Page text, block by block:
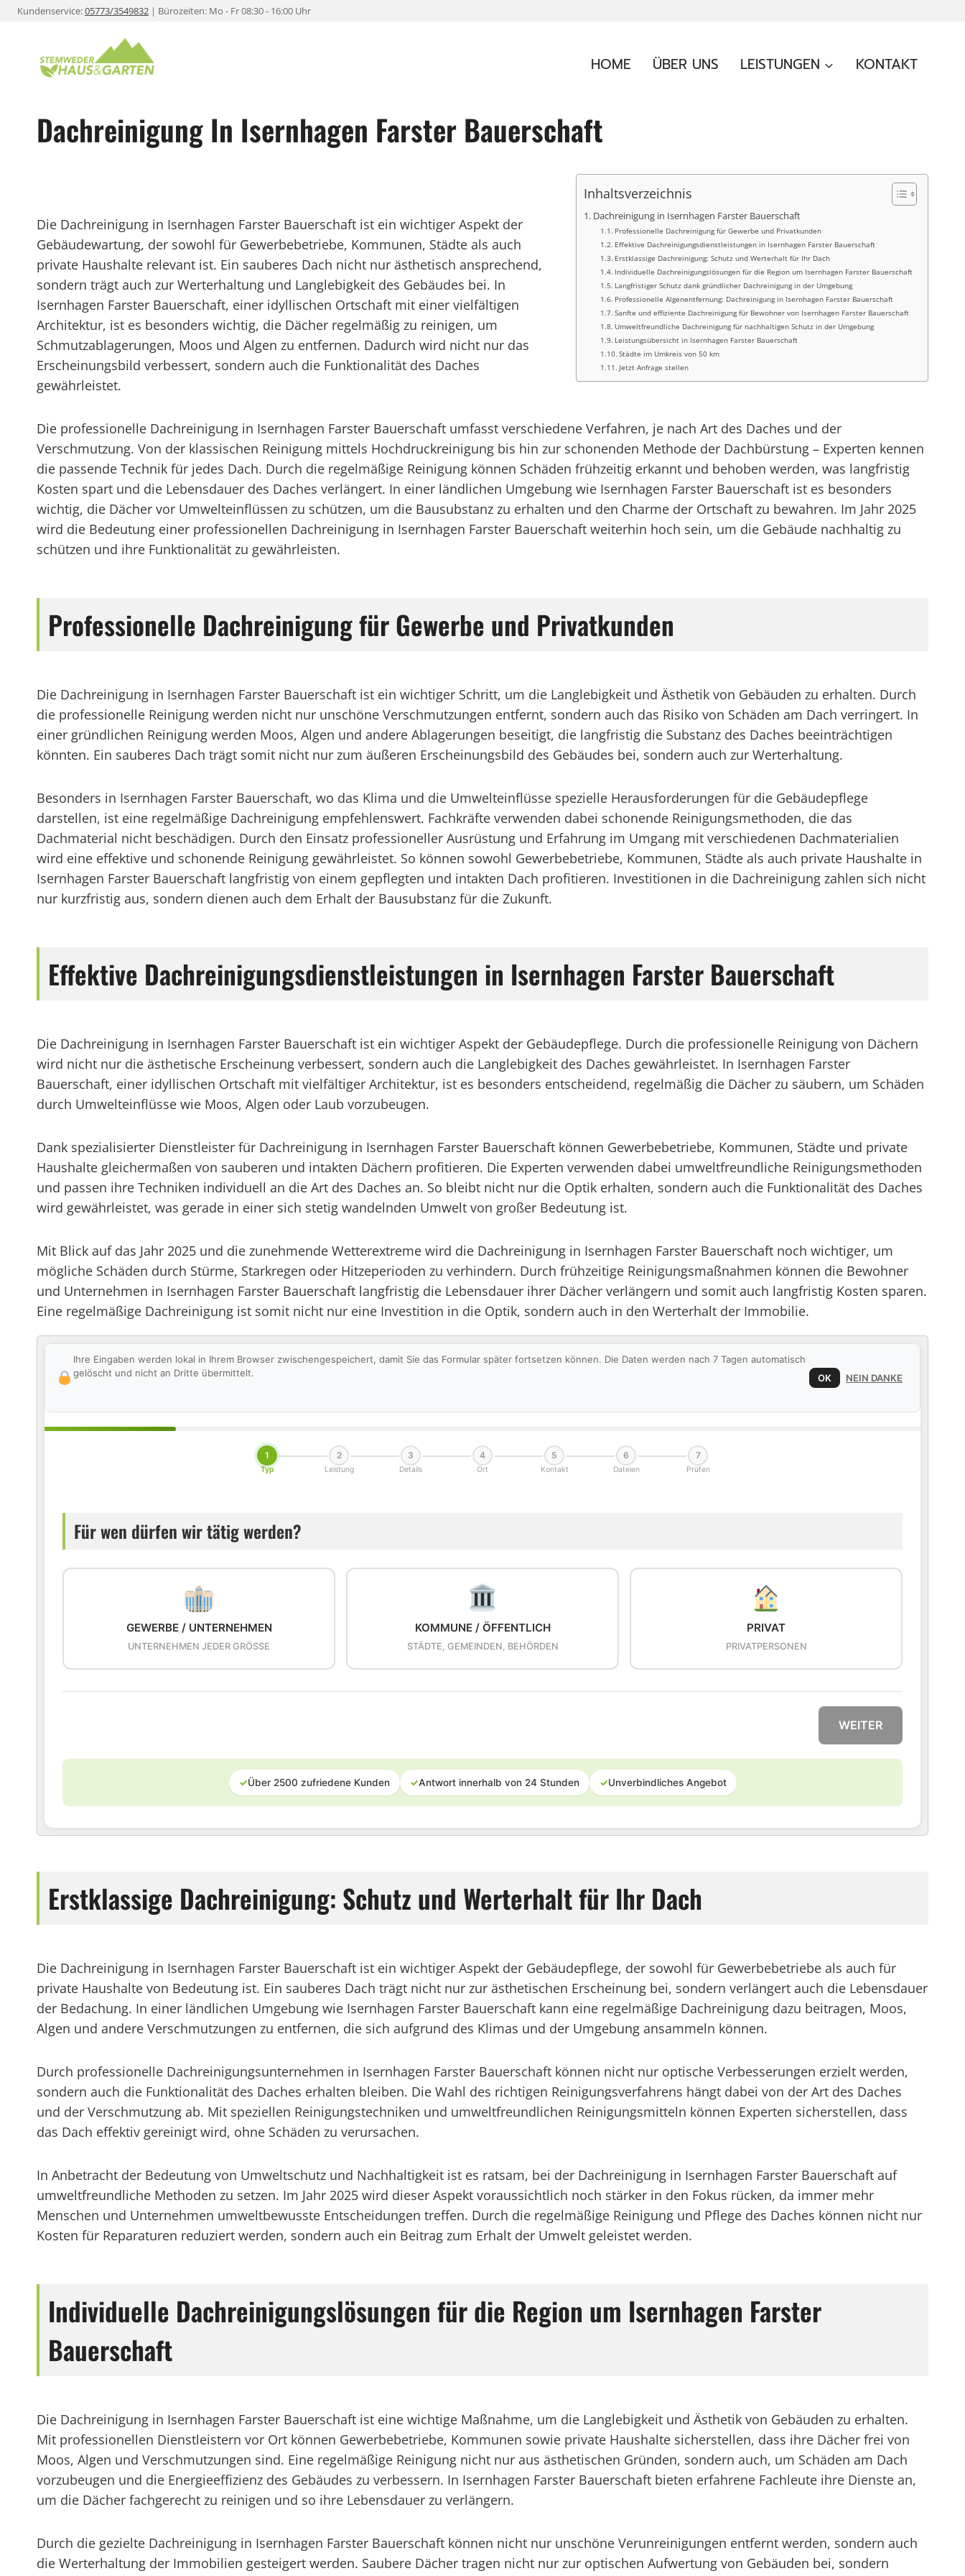
ZumKundenservice:05773/3549832 | Bürozeiten: Mo - Fr 08:30 - 16:00 Uhr
HOME ÜBER UNS LEISTUNGEN KONTAKT
Dachreinigung In Isernhagen Farster Bauerschaft
Inhaltsverzeichnis
Dachreinigung in Isernhagen Farster Bauerschaft
Professionelle Dachreinigung für Gewerbe und Privatkunden
Effektive Dachreinigungsdienstleistungen in Isernhagen Farster Bauerschaft
Erstklassige Dachreinigung: Schutz und Werterhalt für Ihr Dach
Individuelle Dachreinigungslösungen für die Region um Isernhagen Farster Bauerschaft
Langfristiger Schutz dank gründlicher Dachreinigung in der Umgebung
Professionelle Algenentfernung: Dachreinigung in Isernhagen Farster Bauerschaft
Sanfte und effiziente Dachreinigung für Bewohner von Isernhagen Farster Bauerschaft
Umweltfreundliche Dachreinigung für nachhaltigen Schutz in der Umgebung
Leistungsübersicht in Isernhagen Farster Bauerschaft
Städte im Umkreis von 50 km
Jetzt Anfrage stellen
Die Dachreinigung in Isernhagen Farster Bauerschaft ist ein wichtiger Aspekt der
Gebäudewartung, der sowohl für Gewerbebetriebe, Kommunen, Städte als auch
private Haushalte relevant ist. Ein sauberes Dach nicht nur ästhetisch ansprechend,
sondern trägt auch zur Werterhaltung und Langlebigkeit des Gebäudes bei. In
Isernhagen Farster Bauerschaft, einer idyllischen Ortschaft mit einer vielfältigen
Architektur, ist es besonders wichtig, die Dächer regelmäßig zu reinigen, um
Schmutzablagerungen, Moos und Algen zu entfernen. Dadurch wird nicht nur das
Erscheinungsbild verbessert, sondern auch die Funktionalität des Daches
gewährleistet.
Die professionelle Dachreinigung in Isernhagen Farster Bauerschaft umfasst verschiedene Verfahren, je nach Art des Daches und der
Verschmutzung. Von der klassischen Reinigung mittels Hochdruckreinigung bis hin zur schonenden Methode der Dachbürstung – Experten kennen
die passende Technik für jedes Dach. Durch die regelmäßige Reinigung können Schäden frühzeitig erkannt und behoben werden, was langfristig
Kosten spart und die Lebensdauer des Daches verlängert. In einer ländlichen Umgebung wie Isernhagen Farster Bauerschaft ist es besonders
wichtig, die Dächer vor Umwelteinflüssen zu schützen, um die Bausubstanz zu erhalten und den Charme der Ortschaft zu bewahren. Im Jahr 2025
wird die Bedeutung einer professionellen Dachreinigung in Isernhagen Farster Bauerschaft weiterhin hoch sein, um die Gebäude nachhaltig zu
schützen und ihre Funktionalität zu gewährleisten.
Professionelle Dachreinigung für Gewerbe und Privatkunden
Die Dachreinigung in Isernhagen Farster Bauerschaft ist ein wichtiger Schritt, um die Langlebigkeit und Ästhetik von Gebäuden zu erhalten. Durch
die professionelle Reinigung werden nicht nur unschöne Verschmutzungen entfernt, sondern auch das Risiko von Schäden am Dach verringert. In
einer gründlichen Reinigung werden Moos, Algen und andere Ablagerungen beseitigt, die langfristig die Substanz des Daches beeinträchtigen
könnten. Ein sauberes Dach trägt somit nicht nur zum äußeren Erscheinungsbild des Gebäudes bei, sondern auch zur Werterhaltung.
Besonders in Isernhagen Farster Bauerschaft, wo das Klima und die Umwelteinflüsse spezielle Herausforderungen für die Gebäudepflege
darstellen, ist eine regelmäßige Dachreinigung empfehlenswert. Fachkräfte verwenden dabei schonende Reinigungsmethoden, die das
Dachmaterial nicht beschädigen. Durch den Einsatz professioneller Ausrüstung und Erfahrung im Umgang mit verschiedenen Dachmaterialien
wird eine effektive und schonende Reinigung gewährleistet. So können sowohl Gewerbebetriebe, Kommunen, Städte als auch private Haushalte in
Isernhagen Farster Bauerschaft langfristig von einem gepflegten und intakten Dach profitieren. Investitionen in die Dachreinigung zahlen sich nicht
nur kurzfristig aus, sondern dienen auch dem Erhalt der Bausubstanz für die Zukunft.
Effektive Dachreinigungsdienstleistungen in Isernhagen Farster Bauerschaft
Die Dachreinigung in Isernhagen Farster Bauerschaft ist ein wichtiger Aspekt der Gebäudepflege. Durch die professionelle Reinigung von Dächern
wird nicht nur die ästhetische Erscheinung verbessert, sondern auch die Langlebigkeit des Daches gewährleistet. In Isernhagen Farster
Bauerschaft, einer idyllischen Ortschaft mit vielfältiger Architektur, ist es besonders entscheidend, regelmäßig die Dächer zu säubern, um Schäden
durch Umwelteinflüsse wie Moos, Algen oder Laub vorzubeugen.
Dank spezialisierter Dienstleister für Dachreinigung in Isernhagen Farster Bauerschaft können Gewerbebetriebe, Kommunen, Städte und private
Haushalte gleichermaßen von sauberen und intakten Dächern profitieren. Die Experten verwenden dabei umweltfreundliche Reinigungsmethoden
und passen ihre Techniken individuell an die Art des Daches an. So bleibt nicht nur die Optik erhalten, sondern auch die Funktionalität des Daches
wird gewährleistet, was gerade in einer sich stetig wandelnden Umwelt von großer Bedeutung ist.
Mit Blick auf das Jahr 2025 und die zunehmende Wetterextreme wird die Dachreinigung in Isernhagen Farster Bauerschaft noch wichtiger, um
mögliche Schäden durch Stürme, Starkregen oder Hitzeperioden zu verhindern. Durch frühzeitige Reinigungsmaßnahmen können die Bewohner
und Unternehmen in Isernhagen Farster Bauerschaft langfristig die Lebensdauer ihrer Dächer verlängern und somit auch langfristig Kosten sparen.
Eine regelmäßige Dachreinigung ist somit nicht nur eine Investition in die Optik, sondern auch in den Werterhalt der Immobilie.
Ihre Eingaben werden lokal in Ihrem Browser zwischengespeichert, damit Sie das Formular später fortsetzen können. Die Daten werden nach 7 Tagen automatisch
gelöscht und nicht an Dritte übermittelt.
OK NEIN DANKE
1
Typ
2
Leistung
3
Details
4
Ort
5
Kontakt
6
Dateien
7
Prüfen
Für wen dürfen wir tätig werden?
GEWERBE / UNTERNEHMEN
UNTERNEHMEN JEDER GRÖSSE
KOMMUNE / ÖFFENTLICH
STÄDTE, GEMEINDEN, BEHÖRDEN
PRIVAT
PRIVATPERSONEN
WEITER
✓Über 2500 zufriedene Kunden ✓Antwort innerhalb von 24 Stunden ✓Unverbindliches Angebot
Erstklassige Dachreinigung: Schutz und Werterhalt für Ihr Dach
Die Dachreinigung in Isernhagen Farster Bauerschaft ist ein wichtiger Aspekt der Gebäudepflege, der sowohl für Gewerbebetriebe als auch für
private Haushalte von Bedeutung ist. Ein sauberes Dach trägt nicht nur zur ästhetischen Erscheinung bei, sondern verlängert auch die Lebensdauer
der Bedachung. In einer ländlichen Umgebung wie Isernhagen Farster Bauerschaft kann eine regelmäßige Dachreinigung dazu beitragen, Moos,
Algen und andere Verschmutzungen zu entfernen, die sich aufgrund des Klimas und der Umgebung ansammeln können.
Durch professionelle Dachreinigungsunternehmen in Isernhagen Farster Bauerschaft können nicht nur optische Verbesserungen erzielt werden,
sondern auch die Funktionalität des Daches erhalten bleiben. Die Wahl des richtigen Reinigungsverfahrens hängt dabei von der Art des Daches
und der Verschmutzung ab. Mit speziellen Reinigungstechniken und umweltfreundlichen Reinigungsmitteln können Experten sicherstellen, dass
das Dach effektiv gereinigt wird, ohne Schäden zu verursachen.
In Anbetracht der Bedeutung von Umweltschutz und Nachhaltigkeit ist es ratsam, bei der Dachreinigung in Isernhagen Farster Bauerschaft auf
umweltfreundliche Methoden zu setzen. Im Jahr 2025 wird dieser Aspekt voraussichtlich noch stärker in den Fokus rücken, da immer mehr
Menschen und Unternehmen umweltbewusste Entscheidungen treffen. Durch die regelmäßige Reinigung und Pflege des Daches können nicht nur
Kosten für Reparaturen reduziert werden, sondern auch ein Beitrag zum Erhalt der Umwelt geleistet werden.
Individuelle Dachreinigungslösungen für die Region um Isernhagen Farster
Bauerschaft
Die Dachreinigung in Isernhagen Farster Bauerschaft ist eine wichtige Maßnahme, um die Langlebigkeit und Ästhetik von Gebäuden zu erhalten.
Mit professionellen Dienstleistern vor Ort können Gewerbebetriebe, Kommunen sowie private Haushalte sicherstellen, dass ihre Dächer frei von
Moos, Algen und Verschmutzungen sind. Eine regelmäßige Reinigung nicht nur aus ästhetischen Gründen, sondern auch, um Schäden am Dach
vorzubeugen und die Energieeffizienz des Gebäudes zu verbessern. In Isernhagen Farster Bauerschaft bieten erfahrene Fachleute ihre Dienste an,
um die Dächer fachgerecht zu reinigen und so ihre Lebensdauer zu verlängern.
Durch die gezielte Dachreinigung in Isernhagen Farster Bauerschaft können nicht nur unschöne Verunreinigungen entfernt werden, sondern auch
die Werterhaltung der Immobilien gesteigert werden. Saubere Dächer tragen nicht nur zur optischen Aufwertung von Gebäuden bei, sondern